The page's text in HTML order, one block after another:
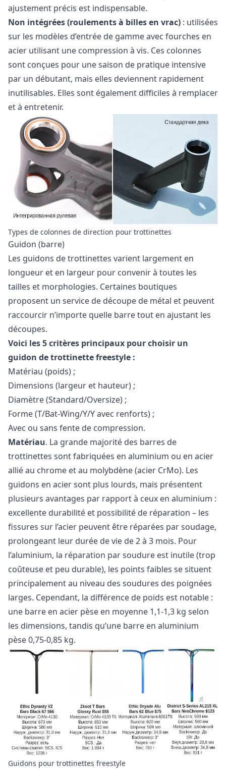
ajustement précis est indispensable.
Non intégrées (roulements à billes en vrac) : utilisées
sur les modèles d’entrée de gamme avec fourches en
acier utilisant une compression à vis. Ces colonnes
sont conçues pour une saison de pratique intensive
par un débutant, mais elles deviennent rapidement
inutilisables. Elles sont également difficiles à remplacer
et à entretenir.
Types de colonnes de direction pour trottinettes
Guidon (barre)
Les guidons de trottinettes varient largement en
longueur et en largeur pour convenir à toutes les
tailles et morphologies. Certaines boutiques
proposent un service de découpe de métal et peuvent
raccourcir n’importe quelle barre tout en ajustant les
découpes.
Voici les 5 critères principaux pour choisir un
guidon de trottinette freestyle :
Matériau (poids) ;
Dimensions (largeur et hauteur) ;
Diamètre (Standard/Oversize) ;
Forme (T/Bat-Wing/Y/Y avec renforts) ;
Avec ou sans fente de compression.
Matériau. La grande majorité des barres de
trottinettes sont fabriquées en aluminium ou en acier
allié au chrome et au molybdène (acier CrMo). Les
guidons en acier sont plus lourds, mais présentent
plusieurs avantages par rapport à ceux en aluminium :
excellente durabilité et possibilité de réparation – les
fissures sur l’acier peuvent être réparées par soudage,
prolongeant leur durée de vie de 2 à 3 mois. Pour
l’aluminium, la réparation par soudure est inutile (trop
coûteuse et peu durable), les points faibles se situent
principalement au niveau des soudures des poignées
larges. Cependant, la différence de poids est notable :
une barre en acier pèse en moyenne 1,1-1,3 kg selon
les dimensions, tandis qu’une barre en aluminium
pèse 0,75-0,85 kg.
Guidons pour trottinettes freestyle